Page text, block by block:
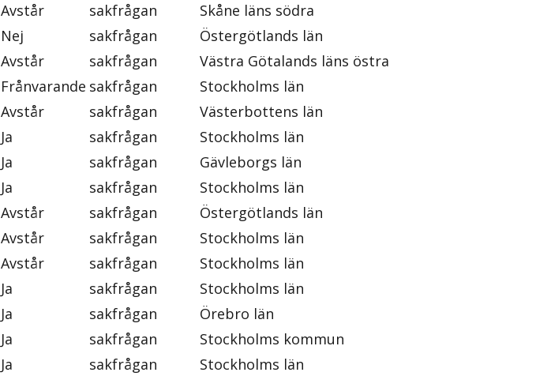
Avstår sakfrågan
Skåne läns södra
Nej sakfrågan
Östergötlands län
Avstår sakfrågan
Västra Götalands läns östra
Frånvarande sakfrågan
Stockholms län
Avstår sakfrågan
Västerbottens län
Ja sakfrågan
Stockholms län
Ja sakfrågan
Gävleborgs län
Ja sakfrågan
Stockholms län
Avstår sakfrågan
Östergötlands län
Avstår sakfrågan
Stockholms län
Avstår sakfrågan
Stockholms län
Ja sakfrågan
Stockholms län
Ja sakfrågan
Örebro län
Ja sakfrågan
Stockholms kommun
Ja sakfrågan
Stockholms län